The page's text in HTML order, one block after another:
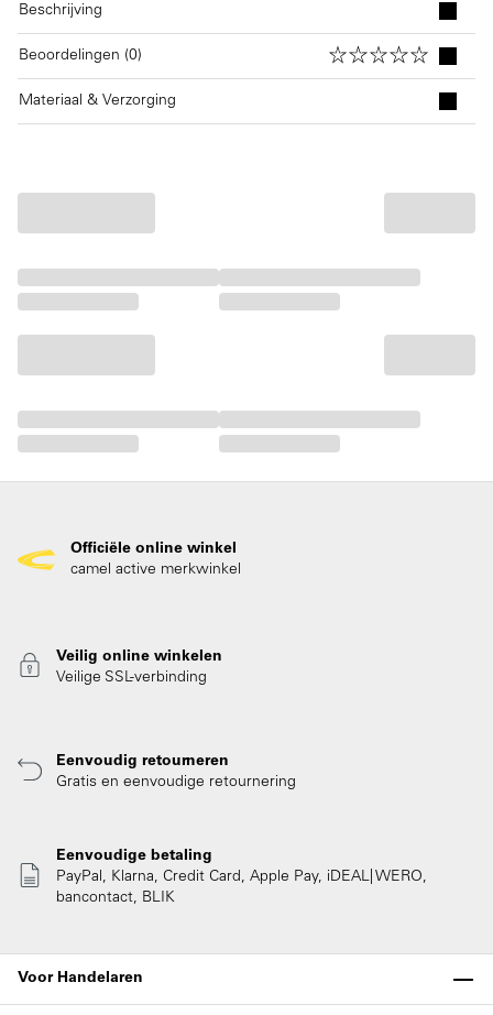
Beschrijving
Beoordelingen (0)
Materiaal & Verzorging
Officiële online winkel
camel active merkwinkel
Veilig online winkelen
Veilige SSL-verbinding
Eenvoudig retourneren
Gratis en eenvoudige retournering
Eenvoudige betaling
PayPal, Klarna, Credit Card, Apple Pay, iDEAL| WERO,
bancontact, BLIK
Voor Handelaren